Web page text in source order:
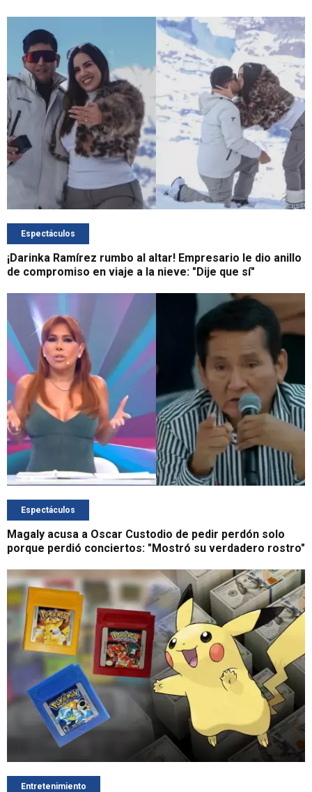
Espectáculos
¡Darinka Ramírez rumbo al altar! Empresario le dio anillo
de compromiso en viaje a la nieve: "Dije que sí"
Espectáculos
Magaly acusa a Oscar Custodio de pedir perdón solo
porque perdió conciertos: "Mostró su verdadero rostro"
Entretenimiento